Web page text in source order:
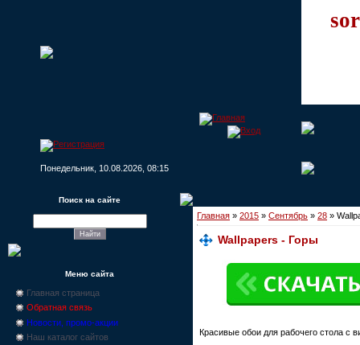
Понедельник, 10.08.2026, 08:15
Поиск на сайте
Меню сайта
Главная страница
Обратная связь
Новости, промо-акции
Наш каталог сайтов
Главная » 2015 » Сентябрь » 28 »
Wallpapers - Горы
Красивые обои для рабочего стола с